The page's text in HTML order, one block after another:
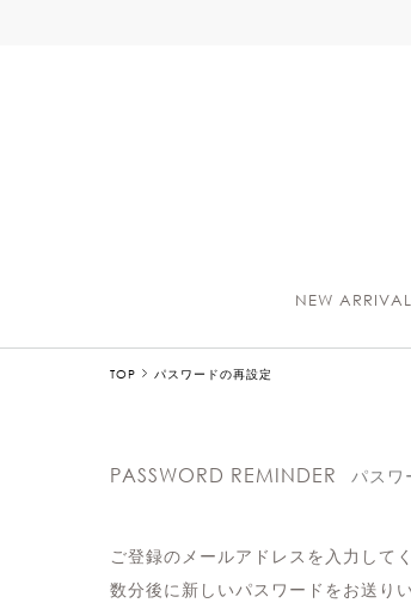
NEW
TOP パスワードの再設定
PASSWORD REMINDER パスワ
ご登録のメールアドレスを入力してく
数分後に新しいパスワードをお送り